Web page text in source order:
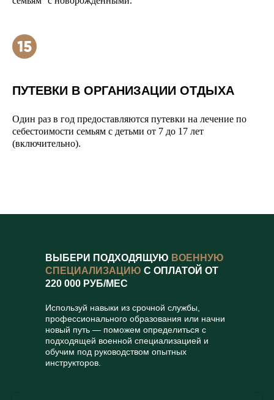
ПУТЕВКИ В ОРГАНИЗАЦИИ ОТДЫХА
Один раз в год предоставляются путевки на лечение по
себестоимости семьям с детьми от 7 до 17 лет
(включительно).
ВЫБЕРИ ПОДХОДЯЩУЮ ВОЕННУЮ
СПЕЦИАЛИЗАЦИЮ С ОПЛАТОЙ ОТ
220 000 РУБ/МЕС
Используй навыки из срочной службы,
профессионального образования или начни
новый путь — поможем определиться с
подходящей военной специализацией и
обучим под руководством опытных
инструкторов.